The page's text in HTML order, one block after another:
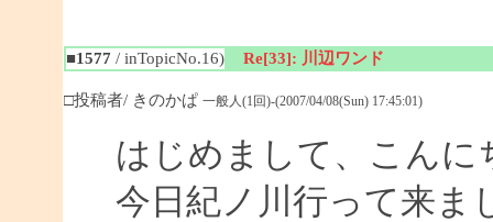
■1577 / inTopicNo.16) Re[33]: 川辺ワンド
□投稿者/ きのかぱ 一般人(1回)-(2007/04/08(Sun) 17:45:01)
はじめまして、こんに
今日紀ノ川行って来ま